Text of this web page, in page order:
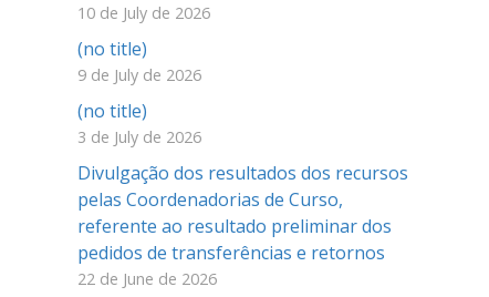
10 de July de 2026
(no title)
9 de July de 2026
(no title)
3 de July de 2026
Divulgação dos resultados dos recursos
pelas Coordenadorias de Curso,
referente ao resultado preliminar dos
pedidos de transferências e retornos
22 de June de 2026